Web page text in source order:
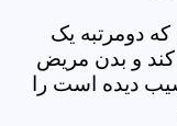
دومرتبه یک
و بدن مریض
دیده است را